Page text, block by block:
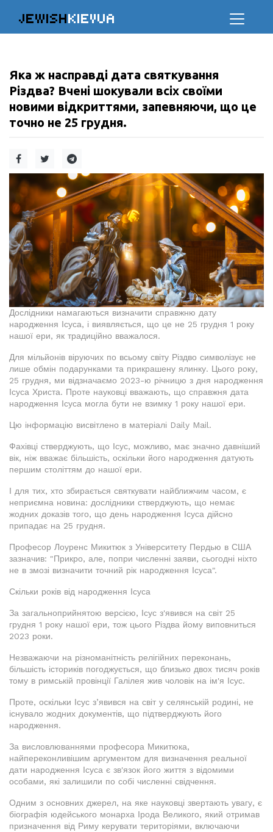
JEWISHKIEVUA
Яка ж насправді дата святкування
Різдва? Вчені шокували всіх своїми
новими відкриттями, запевняючи, що це
точно не 25 грудня.
Дослідники намагаються визначити справжню дату
народження Ісуса, і виявляється, що це не 25 грудня 1 року
нашої ери, як традиційно вважалося.
Для мільйонів віруючих по всьому світу Різдво символізує не
лише обмін подарунками та прикрашену ялинку. Цього року,
25 грудня, ми відзначаємо 2023-ю річницю з дня народження
Ісуса Христа. Проте науковці вважають, що справжня дата
народження Ісуса могла бути не взимку 1 року нашої ери.
Цю інформацію висвітлено в матеріалі Daily Mail.
Фахівці стверджують, що Ісус, можливо, має значно давніший
вік, ніж вважає більшість, оскільки його народження датують
першим століттям до нашої ери.
І для тих, хто збирається святкувати найближчим часом, є
неприємна новина: дослідники стверджують, що немає
жодних доказів того, що день народження Ісуса дійсно
припадає на 25 грудня.
Професор Лоуренс Микитюк з Університету Пердью в США
зазначив: "Прикро, але, попри численні заяви, сьогодні ніхто
не в змозі визначити точний рік народження Ісуса".
Скільки років від народження Ісуса
За загальноприйнятою версією, Ісус з'явився на світ 25
грудня 1 року нашої ери, тож цього Різдва йому виповниться
2023 роки.
Незважаючи на різноманітність релігійних переконань,
більшість істориків погоджується, що близько двох тисяч років
тому в римській провінції Галілея жив чоловік на ім'я Ісус.
Проте, оскільки Ісус з’явився на світ у селянській родині, не
існувало жодних документів, що підтверджують його
народження.
За висловлюваннями професора Микитюка,
найпереконливішим аргументом для визначення реальної
дати народження Ісуса є зв'язок його життя з відомими
особами, які залишили по собі численні свідчення.
Одним з основних джерел, на яке науковці звертають увагу, є
біографія юдейського монарха Ірода Великого, який отримав
призначення від Риму керувати територіями, включаючи